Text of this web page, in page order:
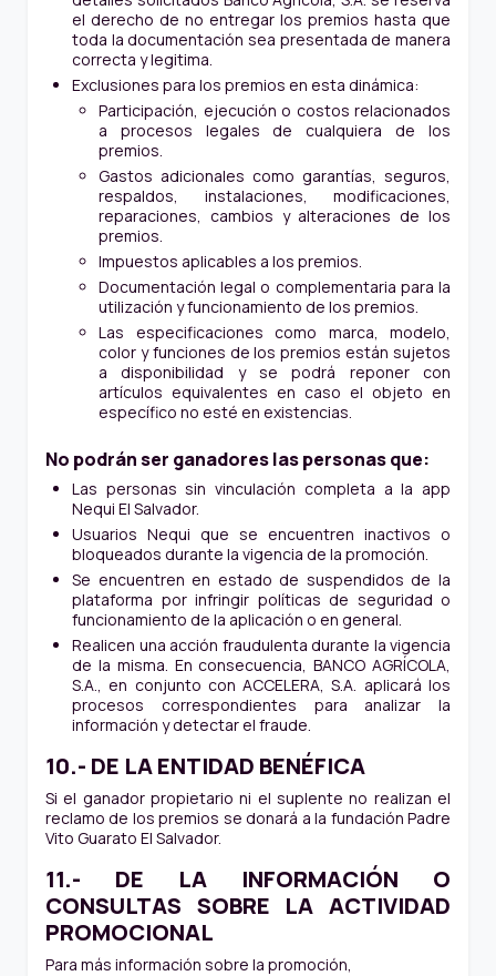
el derecho de no entregar los premios hasta que
toda la documentación sea presentada de manera
correcta y legitima.
Exclusiones para los premios en esta dinámica:
Participación, ejecución o costos relacionados
a procesos legales de cualquiera de los
premios.
Gastos adicionales como garantías, seguros,
respaldos, instalaciones, modificaciones,
reparaciones, cambios y alteraciones de los
premios.
Impuestos aplicables a los premios.
Documentación legal o complementaria para la
utilización y funcionamiento de los premios.
Las especificaciones como marca, modelo,
color y funciones de los premios están sujetos
a disponibilidad y se podrá reponer con
artículos equivalentes en caso el objeto en
específico no esté en existencias.
No podrán ser ganadores las personas que:
Las personas sin vinculación completa a la app
Nequi El Salvador.
Usuarios Nequi que se encuentren inactivos o
bloqueados durante la vigencia de la promoción.
Se encuentren en estado de suspendidos de la
plataforma por infringir políticas de seguridad o
funcionamiento de la aplicación o en general.
Realicen una acción fraudulenta durante la vigencia
de la misma. En consecuencia, BANCO AGRÍCOLA,
S.A., en conjunto con ACCELERA, S.A. aplicará los
procesos correspondientes para analizar la
información y detectar el fraude.
10.- DE LA ENTIDAD BENÉFICA
Si el ganador propietario ni el suplente no realizan el
reclamo de los premios se donará a la fundación Padre
Vito Guarato El Salvador.
11.- DE LA INFORMACIÓN O
CONSULTAS SOBRE LA ACTIVIDAD
PROMOCIONAL
Para más información sobre la promoción,